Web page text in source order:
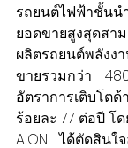
รถยนต์ไฟฟ้าชั้น
ยอดขายสูงสุดสา
ผลิตรถยนต์พลังง
ขายรวมกว่า
อัตราการเติบโต
ร้อยละ 77 ต่อปี โ
AION ได้ตัดสินใ